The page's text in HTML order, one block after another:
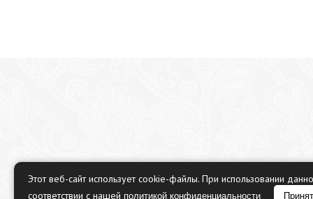
Этот веб-сайт использует cookie-файлы. При использовании
соответствии с нашей политикой конфиденциальности